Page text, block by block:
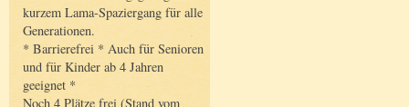
kurzem Lama-Spaziergang für alle
Generationen.
* Barrierefrei * Auch für Senioren
und für Kinder ab 4 Jahren
geeignet *
Noch 4 Plätze frei (Stand vom